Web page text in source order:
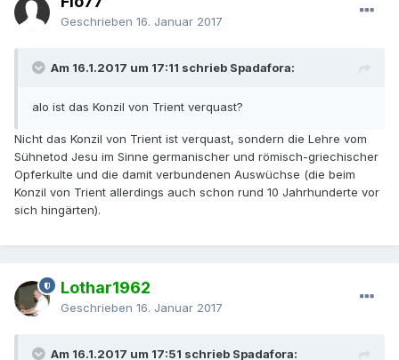
Geschrieben 16. Januar 2017
Am 16.1.2017 um 17:11 schrieb Spadafora:
alo ist das Konzil von Trient verquast?
Nicht das Konzil von Trient ist verquast, sondern die Lehre vom
Sühnetod Jesu im Sinne germanischer und römisch-griechischer
Opferkulte und die damit verbundenen Auswüchse (die beim
Konzil von Trient allerdings auch schon rund 10 Jahrhunderte vor
sich hingärten).
Lothar1962
Geschrieben 16. Januar 2017
Am 16.1.2017 um 17:51 schrieb Spadafora: